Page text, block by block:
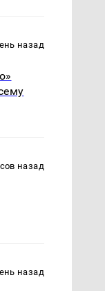
назад
назад
назад